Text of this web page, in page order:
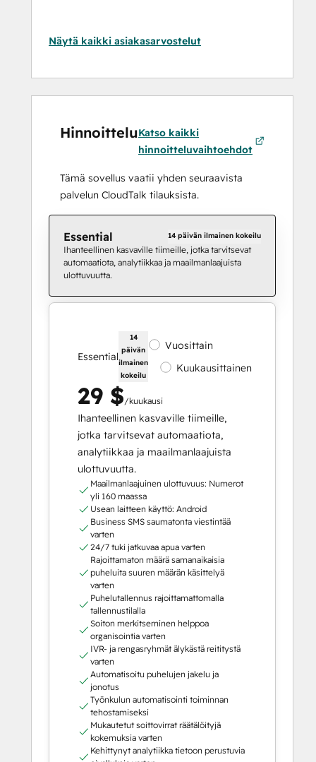
Näytä kaikki asiakasarvostelut
HinnoitteluKatso kaikki
hinnoitteluvaihtoehdot
Tämä sovellus vaatii yhden seuraavista
palvelun CloudTalk tilauksista.
Essential 14 päivän ilmainen kokeilu
Ihanteellinen kasvaville tiimeille, jotka tarvitsevat
automaatiota, analytiikkaa ja maailmanlaajuista
ulottuvuutta.
Essential
14
päivän
ilmainen
kokeilu
Vuosittain
Kuukausittainen
29 $/kuukausi
Ihanteellinen kasvaville tiimeille,
jotka tarvitsevat automaatiota,
analytiikkaa ja maailmanlaajuista
ulottuvuutta.
Maailmanlaajuinen ulottuvuus: Numerot
yli 160 maassa
Usean laitteen käyttö: Android
Business SMS saumatonta viestintää
varten
24/7 tuki jatkuvaa apua varten
Rajoittamaton määrä samanaikaisia
puheluita suuren määrän käsittelyä
varten
Puhelutallennus rajoittamattomalla
tallennustilalla
Soiton merkitseminen helppoa
organisointia varten
IVR- ja rengasryhmät älykästä reititystä
varten
Automatisoitu puhelujen jakelu ja
jonotus
Työnkulun automatisointi toiminnan
tehostamiseksi
Mukautetut soittovirrat räätälöityjä
kokemuksia varten
Kehittynyt analytiikka tietoon perustuvia